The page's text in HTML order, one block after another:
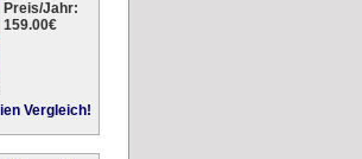
Preis/Jahr:
159.00€
Vergleich!